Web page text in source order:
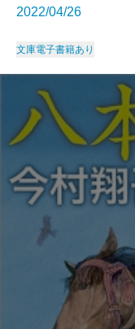
2022/04/26
文庫電子書籍あり